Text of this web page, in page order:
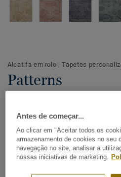
Alcatifa em rolo |Tapetes
Patterns
As cores e os designs
nos estilos de vida e da casa
elementos clássicos,
ambiente eclético. A coleção
Antes de começar...
Ao clicar em "Aceitar todos os
armazenamento de cookies no seu
navegação no site, analisar a
nossas iniciativas de marketing.